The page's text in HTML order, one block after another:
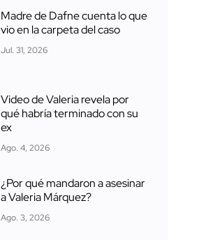
Madre de Dafne cuenta lo que
vio en la carpeta del caso
Jul. 31, 2026
Video de Valeria revela por
qué habría terminado con su
ex
Ago. 4, 2026
¿Por qué mandaron a asesinar
a Valeria Márquez?
Ago. 3, 2026